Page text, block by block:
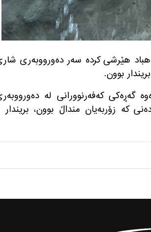
به‌ په‌هباد هێرشی كرده‌ سه‌ر ده‌ورووبه‌ری
بوون.
گه‌ڕه‌كی كه‌فه‌رنوورانی له‌
كه‌ زۆربه‌یان منداڵ بوون، بریندار